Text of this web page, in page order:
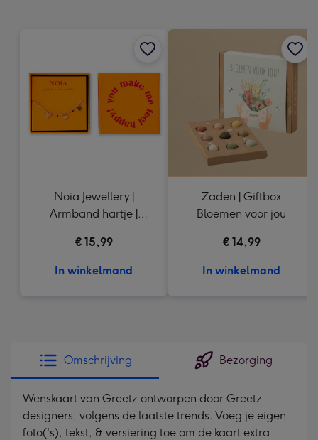
240
Noia Jewellery |
Armband hartje |
€ 15,99
In winkelmand
Zaden | Giftbox
Bloemen voor jou
€ 14,99
In winkelmand
Omschrijving Bezorging
Wenskaart van Greetz ontworpen door Greetz
designers, volgens de laatste trends. Voeg je eigen
foto('s), tekst, & versiering toe om de kaart extra